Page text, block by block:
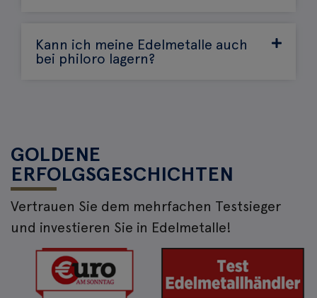
Kann ich meine Edelmetalle auch
bei philoro lagern?
GOLDENE
ERFOLGSGESCHICHTEN
Vertrauen Sie dem mehrfachen Testsieger
und investieren Sie in Edelmetalle!